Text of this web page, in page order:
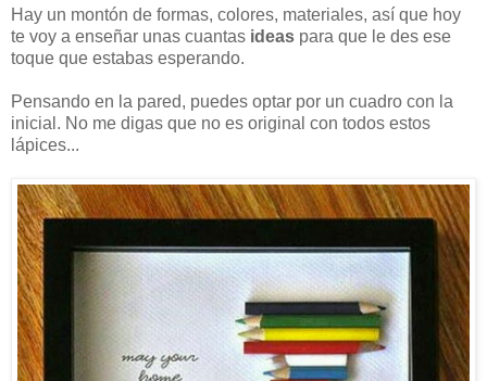
Hay un montón de formas, colores, materiales, así que hoy
te voy a enseñar unas cuantas ideas para que le des ese
toque que estabas esperando.
Pensando en la pared, puedes optar por un cuadro con la
inicial. No me digas que no es original con todos estos
lápices...